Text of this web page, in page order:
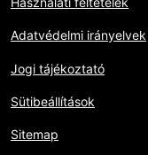
Adatvédelmi irányelvek
Jogi tájékoztató
Sütibeállítások
Sitemap